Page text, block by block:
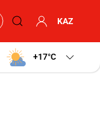
KAZ
+17 C